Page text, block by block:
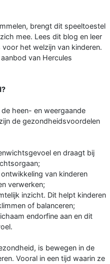
brengt dit speeltoestel
mee. Lees dit blog en leer
het welzijn van kinderen.
van Hercules
heen- en weergaande
de gezondheidsvoordelen
en draagt bij
van kinderen
verwerken;
inzicht. Dit helpt kinderen
of balanceren;
endorfine aan en dit
is bewegen in de
Vooral in een tijd waarin ze